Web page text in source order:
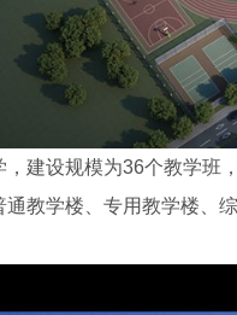
，建设规模为36个教学班
通教学楼、专用教学楼、